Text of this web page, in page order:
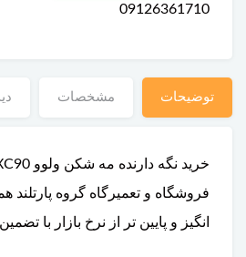
09126361710
توضیحات مشخصات
فروشگاه و تعمیرگاه گروه
انگیز و پایین تر از نرخ بازار با